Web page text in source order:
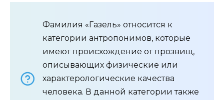
Фамилия «Газель» относится к
категории антропонимов, которые
имеют происхождение от прозвищ,
описывающих физические или
характерологические качества
человека. В данной категории также